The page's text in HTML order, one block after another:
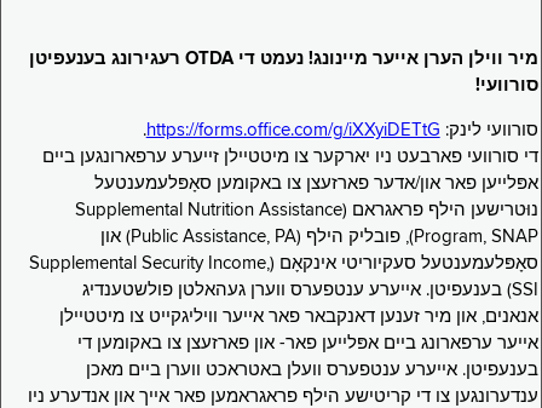
מיר ווילן הערן אייער מיינונג! נעמט די OTDA רעגירונג בענעפיטן
סורוועי!
סורוועי לינק: https://forms.office.com/g/iXXyiDETtG
.
די סורוועי פארבעט ניו יארקער צו מיטטיילן זייערע ערפארונגען ביים
אפּלייען פאר און/אדער פארזעצן צו באקומען סאָפּלעמענטעל
נוּטרישען הילף פראגראם (Supplemental Nutrition Assistance
Program, SNAP), פובליק הילף (Public Assistance, PA) און
סאָפּלעמענטעל סעקיוריטי אינקאָם (Supplemental Security Income,
SSI) בענעפיטן. אייערע ענטפערס ווערן געהאלטן פולשטענדיג
אנאנים, און מיר זענען דאנקבאר פאר אייער וויליגקייט צו מיטטיילן
אייער ערפארונג ביים אפּלייען פאר- און פארזעצן צו באקומען די
בענעפיטן. אייערע ענטפערס וועלן באטראכט ווערן ביים מאכן
ענדערונגען צו די קריטישע הילף פראגראמען פאר אייך און אנדערע ניו